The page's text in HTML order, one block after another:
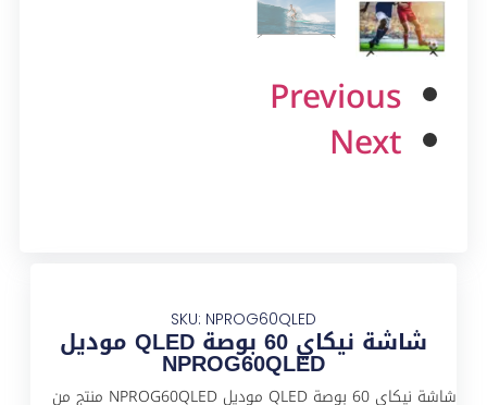
Previous
Next
SKU: NPROG60QLED
شاشة نيكاي 60 بوصة QLED موديل
NPROG60QLED
شاشة نيكاي 60 بوصة QLED موديل NPROG60QLED منتج من